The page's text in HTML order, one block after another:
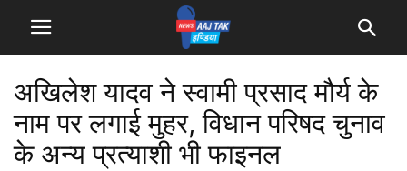
अखिलेश यादव ने स्वामी प्रसाद मौर्य के
नाम पर लगाई मुहर, विधान परिषद चुनाव
के अन्य प्रत्याशी भी फाइनल